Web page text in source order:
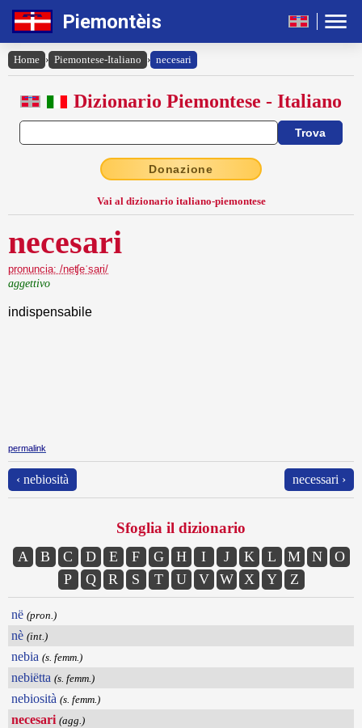
Piemontèis
Home › Piemontese-Italiano › necesari
Dizionario Piemontese - Italiano
Donazione
Vai al dizionario italiano-piemontese
necesari
pronuncia: /neʧeˈsari/
aggettivo
indispensabile
permalink
‹ nebiosità necessari ›
Sfoglia il dizionario
A B C D E F G H I J K L M N
O
P
Q R S T U V W X Y Z
në (pron.)
nè (int.)
nebia (s. femm.)
nebiëtta (s. femm.)
nebiosità (s. femm.)
necesari (agg.)